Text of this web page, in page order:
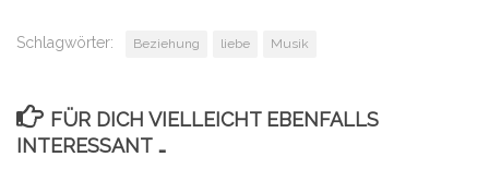
Schlagwörter: Beziehung liebe Musik
FÜR DICH VIELLEICHT EBENFALLS
INTERESSANT …